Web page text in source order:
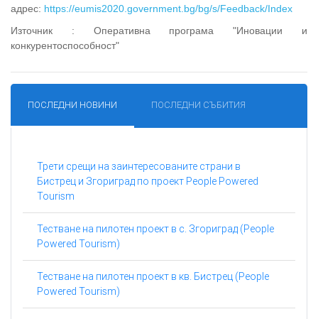
адрес: https://eumis2020.government.bg/bg/s/Feedback/Index
Източник : Оперативна програма "Иновации и
конкурентоспособност"
ПОСЛЕДНИ НОВИНИ ПОСЛЕДНИ СЪБИТИЯ
Трети срещи на заинтересованите страни в
Бистрец и Згориград по проект People Powered
Tourism
Тестване на пилотен проект в с. Згориград (People
Powered Tourism)
Тестване на пилотен проект в кв. Бистрец (People
Powered Tourism)